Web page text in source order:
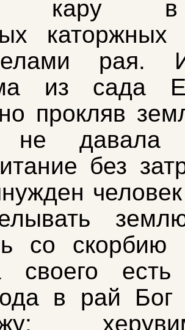
кару
каторжных
рая.
из сада
прокляв
не давала
без
со
своего
в рай Бог